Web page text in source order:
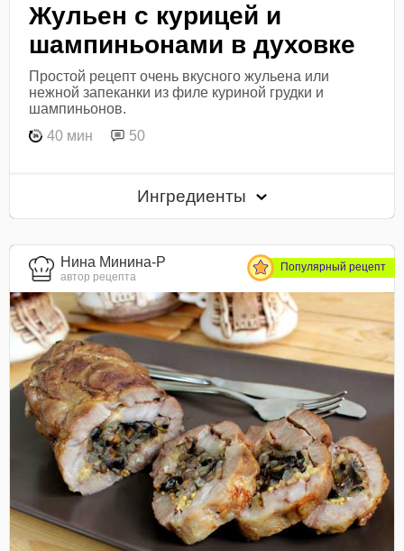
Жульен с курицей и
шампиньонами в духовке
Простой рецепт очень вкусного жульена или
нежной запеканки из филе куриной грудки и
шампиньонов.
40 мин
50
Ингредиенты
Нина Минина-Р
автор рецепта
Популярный рецепт